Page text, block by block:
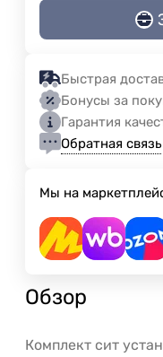
Быстрая
Бонусы за
Гарантия
Обратная связь
Мы на
Обзор
Комплект сит